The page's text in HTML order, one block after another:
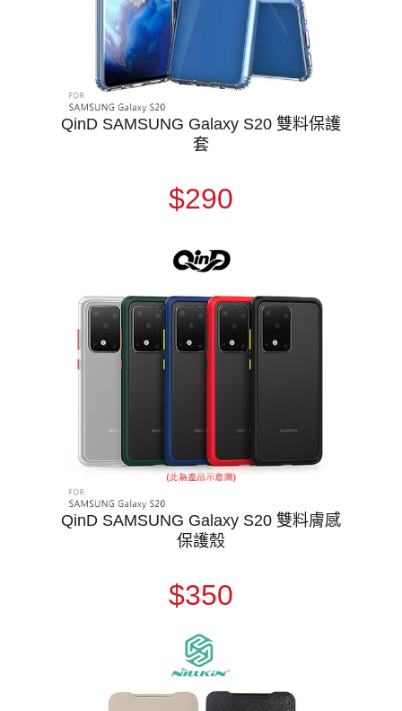
QinD SAMSUNG Galaxy S20 雙料保護
套
$290
QinD SAMSUNG Galaxy S20 雙料膚感
保護殼
$350